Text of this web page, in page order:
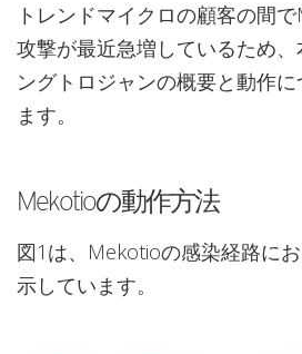
トレンドマイクロの顧客の間
攻撃が最近急増しているため
ングトロジャンの概要と動作
ます。
Mekotioの動作方法
図1は、Mekotioの感染経路に
示しています。